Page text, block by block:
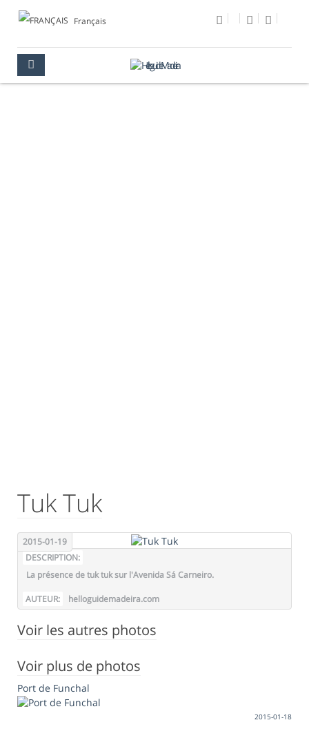
Français
Tuk Tuk
2015-01-19
DESCRIPTION:
La présence de tuk tuk sur l'Avenida Sá Carneiro.
AUTEUR: helloguidemadeira.com
Voir les autres photos
Voir plus de photos
Port de Funchal
2015-01-18